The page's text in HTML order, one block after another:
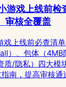
游戏上线前检
审核全覆盖
上线前必查清
）、包体（
质/隐私）四大模
南，提高审核通